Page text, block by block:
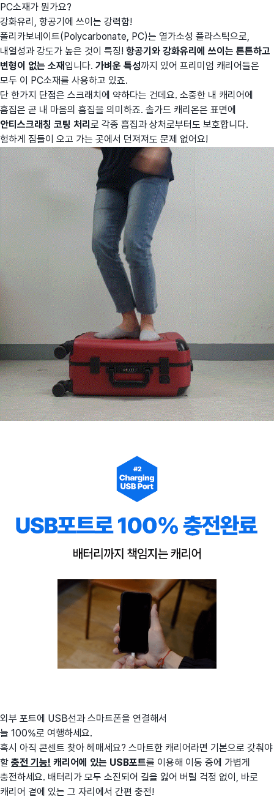
PC소재가 뭔가요?
강화유리, 항공기에 쓰이는 강력함!
폴리카보네이트(Polycarbonate, PC)는 열가소성 플라스틱으로,
내열성과 강도가 높은 것이 특징! 항공기와 강화유리에 쓰이는 튼튼하고
변형이 없는 소재 입니다. 가벼운 특성까지 있어 프리미엄 캐리어들은
모두 이 PC소재를 사용하고 있죠.
단 한가지 단점은 스크래치에 약하다는 건데요. 소중한 내 캐리어에
흠집은 곧 내 마음의 흠집을 의미하죠. 솔가드 캐리온은 표면에
안티스크래칭 코팅 처리 로 각종 흠집과 상처로부터도 보호합니다.
험하게 짐들이 오고 가는 곳에서 던져져도 문제 없어요!
외부 포트에 USB선과 스마트폰을 연결해서
늘 100%로 여행하세요.
혹시 아직 콘센트 찾아 헤매세요? 스마트한 캐리어라면 기본으로 갖춰야
할 충전 기능! 캐리어에 있는 USB포트를 이용해 이동 중에 가볍게
충전하세요. 배터리가 모두 소진되어 길을 잃어 버릴 걱정 없이, 바로
캐리어 곁에 있는 그 자리에서 간편 충전!